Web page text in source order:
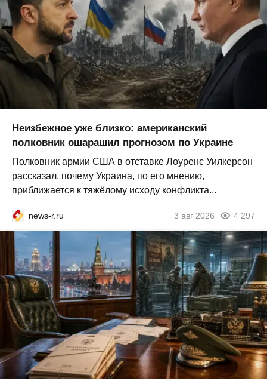
Неизбежное уже близко: американский
полковник ошарашил прогнозом по Украине
Полковник армии США в отставке Лоуренс Уилкерсон
рассказал, почему Украина, по его мнению,
приближается к тяжёлому исходу конфликта...
news-r.ru 3 авг 2026 4 297